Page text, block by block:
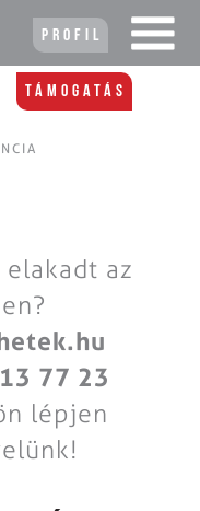
Profil
Támogatás
elakadt az
77 23
lépjen